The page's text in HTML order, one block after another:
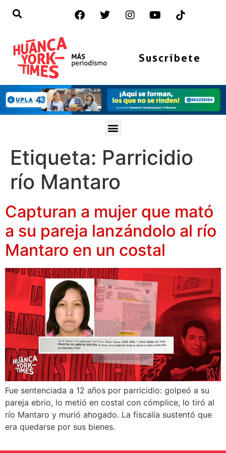
Suscríbete
Etiqueta: Parricidio
río Mantaro
Capturan a mujer que mató
a su pareja lanzándolo al río
Mantaro en un costal
Fue sentenciada a 12 años por parricidio: golpeó a su
pareja ebrio, lo metió en costal con cómplice, lo tiró al
río Mantaro y murió ahogado. La fiscalía sustentó que
era quedarse por sus bienes.